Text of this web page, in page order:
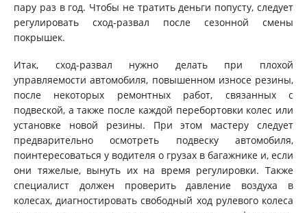
пару раз в год. Чтобы не тратить деньги попусту, следует
регулировать сход-развал после сезонной смены
покрышек.
Итак, сход-развал нужно делать при плохой
управляемости автомобиля, повышенном износе резины,
после некоторых ремонтных работ, связанных с
подвеской, а также после каждой перебортовки колес или
установке новой резины. При этом мастеру следует
предварительно осмотреть подвеску автомобиля,
поинтересоваться у водителя о грузах в багажнике и, если
они тяжелые, вынуть их на время регулировки. Также
специалист должен проверить давление воздуха в
колесах, диагностировать свободный ход рулевого колеса